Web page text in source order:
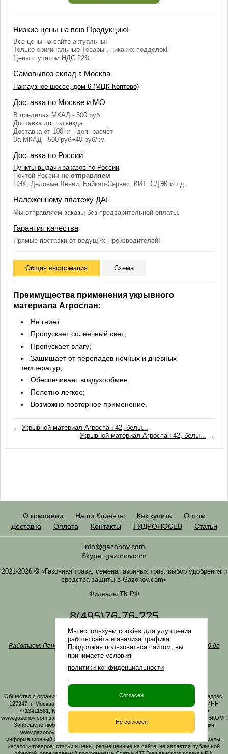
Низкие цены на всю Продукцию!
Все цены на сайте актуальны!
Только оригинальные Товары , никаких подделок!
Цены с учетом НДС 22%
Самовывоз склад г. Москва
Пакгаузное шоссе, дом 6 (МЦК Коптево)
Доставка по Москве и МО
В пределах МКАД - 500 руб
Доставка до подъезда.
Доставка от 100 кг - доп. расчёт
За МКАД - 500 руб+40 руб/км
Доставка по России
Пункты выдачи заказов по России
Почтой России не отправляем
ПЭК, Деловые Линии, Байкал-Сервис, КИТ, СДЭК и т.д.
Наложенному платежу ДА!
Мы отправляем заказы без предварительной оплаты.
Гарантия качества
Прямые поставки от ведущих Производителей!
Общая информация Схема
Преимущества применения укрывного
материала Агроспан:
Не гниет;
Пропускает солнечный свет;
Пропускает влагу;
Защищает от перепадов ночных и дневных
температур;
Обеспечивает воздухообмен;
Полотно легкое;
Возможно повторное применение.
←Укрывной материал Агроспан 42, белы...
Укрывной материал Агроспан 42, белы...
→
О компании Наши Клиенты Как купить
Оптом
Доставка
Оплата Контакты ГИДРОПОСЕВ Статьи
info@gazonov.com
Skype: gazonovcom
2021-2026 © «Газонная трава, семена газонных трав: выбор удобрения и
средства защиты в Gazonov.com»
Филиалы ТК РФ
8(495)76-76-225
8(985)76-76-335
Наша почтаinfo@gazonov.com
Работаем: Понедельник-четверг с 10:00 до 18:00, пятница - с 10:00 до
17:00
Наши награды и письма
Политика конфиденциальности
Заказать обратный звонок
Общество с ограниченной ответственностью «ГАЗОНОВКОМ» Юридический адрес:
127247, г. Москва, Дмитровское ш., д. 100, стр. 2, этаж 01, помещение 3106 ИНН
7713411581, КПП 771301001 ОГРН 1167746161219. Все материалы сайта
www.gazonov.com защищены авторским правом и принадлежат ООО "ГАЗОНОВКОМ".
Запрещено любое копирование материалов сайта без активной гиперссылки
www.gazonov.com. Данный сайт и его содержимое носит исключительно
информационный характер и ни при каких условиях информационные материалы,
каталоги товаров, статьи и цены, размещенные на сайте, не является публичной
Мы используем cookies для улучшения
работы сайта и анализа трафика.
Продолжая пользоваться сайтом, вы
принимаете условия
политики конфиденциальности
.
Согласен
Не согласен